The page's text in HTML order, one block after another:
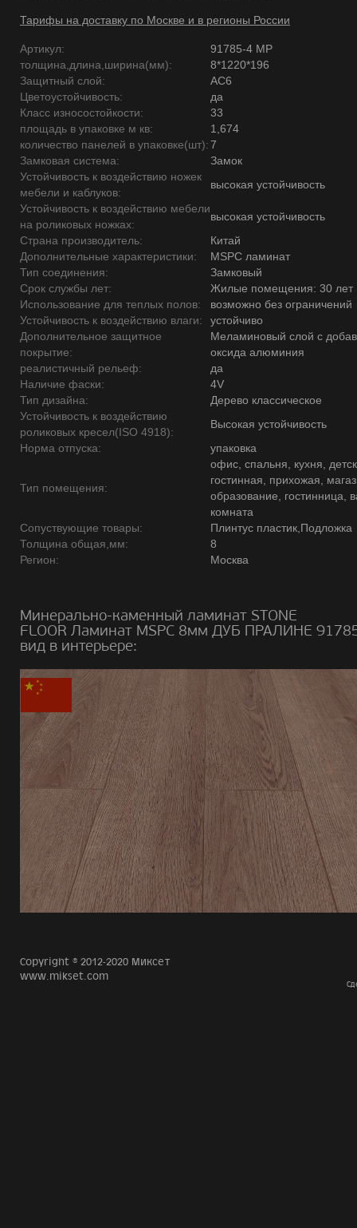
Тарифы на доставку по Москве и в регионы России
Артикул:
91785-4 MP
толщина,длина,ширина(мм):
8*1220*196
Защитный слой:
AC6
Цветоустойчивость:
да
Класс износостойкости:
33
площадь в упаковке м кв:
1,674
количество панелей в упаковке(шт):7
Замковая система:
Замок
Устойчивость к воздействию ножек
мебели и каблуков:
высокая устойчивость
Устойчивость к воздействию мебели
на роликовых ножках:
высокая устойчивость
Страна производитель:
Китай
Дополнительные характеристики:
MSPC ламинат
Тип соединения:
Замковый
Срок службы лет:
Жилые помещения: 30 лет
Использование для теплых полов:
возможно без ограничений
Устойчивость к воздействию влаги:
устойчиво
Дополнительное защитное
покрытие:
Меламиновый слой с
оксида алюминия
реалистичный рельеф:
да
Наличие фаски:
4V
Тип дизайна:
Дерево классическое
Устойчивость к воздействию
роликовых кресел(ISO 4918):
Высокая устойчивость
Норма отпуска:
упаковка
Тип помещения:
офис, спальня, кухня,
гостинная, прихожая,
образование, гостинница,
комната
Сопуствующие товары:
Плинтус пластик,Подложка
Толщина общая,мм:
8
Регион:
Москва
Минерально-каменный ламинат STONE
FLOOR Ламинат MSPC 8мм ДУБ ПРАЛИНЕ
вид в интерьере:
Copyright © 2012-2020 Миксет
www.mikset.com